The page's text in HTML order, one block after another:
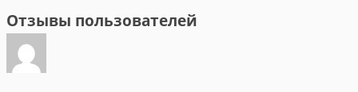
Отзывы пользователей